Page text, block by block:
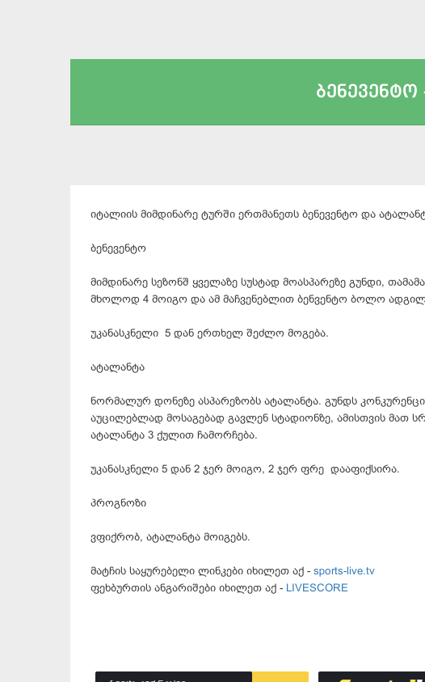
იტალიის მიმდინარე ტურში ერთმანეთს ბენევენტო და
ბენევენტო
მიმდინარე სეზონშ ყველაზე სუსტად მოასპარეზე გუნდი,
მხოლოდ 4 მოიგო და ამ მაჩვენებლით ბენვენტო ბოლო
უკანასკნელი 5 დან ერთხელ შეძლო მოგება.
ატალანტა
ნორმალურ დონეზე ასპარეზობს ატალანტა. გუნდს
აუცილებლად მოსაგებად გავლენ სტადიონზე, ამისთვის მათ
ატალანტა 3 ქულით ჩამორჩება.
უკანასკნელი 5 დან 2 ჯერ მოიგო, 2 ჯერ ფრე დააფიქსირა.
პროგნოზი
ვფიქრობ, ატალანტა მოიგებს.
მატჩის საყურებელი ლინკები იხილეთ აქ - sports-live.tv
ფეხბურთის ანგარიშები იხილეთ აქ - LIVESCORE